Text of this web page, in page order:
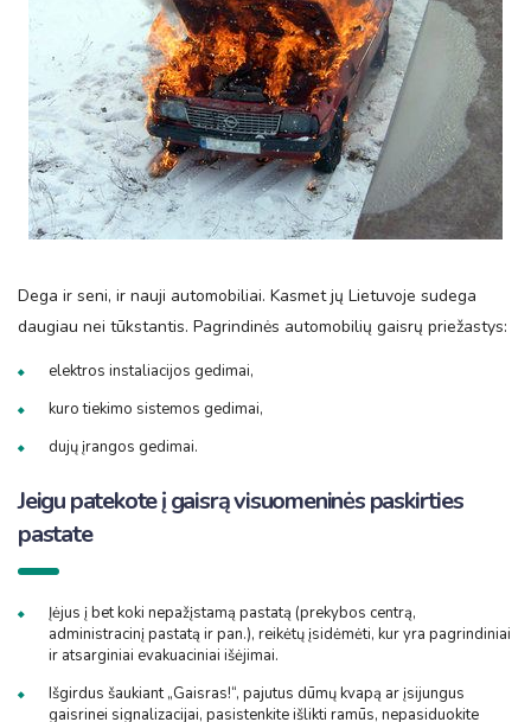
Dega ir seni, ir nauji automobiliai. Kasmet jų Lietuvoje sudega
daugiau nei tūkstantis. Pagrindinės automobilių gaisrų priežastys:
elektros instaliacijos gedimai,
kuro tiekimo sistemos gedimai,
dujų įrangos gedimai.
Jeigu patekote į gaisrą visuomeninės paskirties
pastate
Įėjus į bet koki nepažįstamą pastatą (prekybos centrą,
administracinį pastatą ir pan.), reikėtų įsidėmėti, kur yra pagrindiniai
ir atsarginiai evakuaciniai išėjimai.
Išgirdus šaukiant „Gaisras!“, pajutus dūmų kvapą ar įsijungus
gaisrinei signalizacijai, pasistenkite išlikti ramūs, nepasiduokite